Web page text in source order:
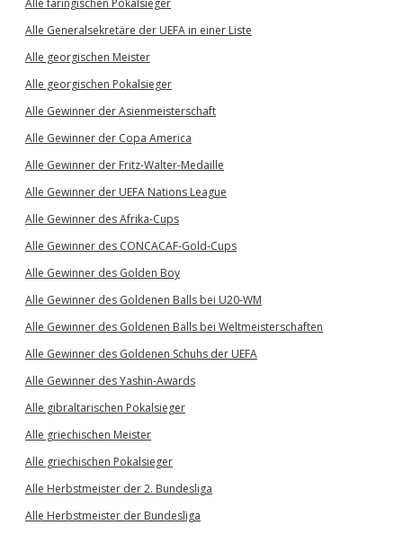
Alle färingischen Pokalsieger
Alle Generalsekretäre der UEFA in einer Liste
Alle georgischen Meister
Alle georgischen Pokalsieger
Alle Gewinner der Asienmeisterschaft
Alle Gewinner der Copa America
Alle Gewinner der Fritz-Walter-Medaille
Alle Gewinner der UEFA Nations League
Alle Gewinner des Afrika-Cups
Alle Gewinner des CONCACAF-Gold-Cups
Alle Gewinner des Golden Boy
Alle Gewinner des Goldenen Balls bei U20-WM
Alle Gewinner des Goldenen Balls bei Weltmeisterschaften
Alle Gewinner des Goldenen Schuhs der UEFA
Alle Gewinner des Yashin-Awards
Alle gibraltarischen Pokalsieger
Alle griechischen Meister
Alle griechischen Pokalsieger
Alle Herbstmeister der 2. Bundesliga
Alle Herbstmeister der Bundesliga